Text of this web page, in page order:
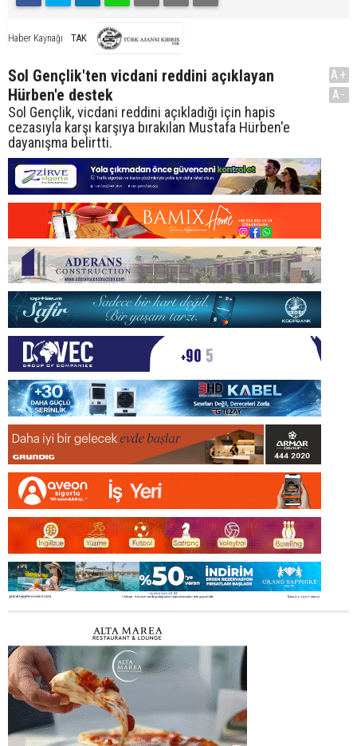
Haber Kaynağı TAK
Sol Gençlik'ten vicdani reddini açıklayan
Hürben'e destek
Sol Gençlik, vicdani reddini açıkladığı için hapis
cezasıyla karşı karşıya bırakılan Mustafa Hürben'e
dayanışma belirtti.
A+
A-